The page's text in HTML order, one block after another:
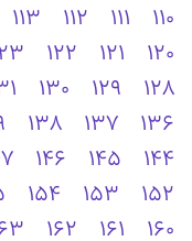
110
111
112
113
120
121
122
128
129
130
136
137
138
144
145
146
152
153
154
160
161
162